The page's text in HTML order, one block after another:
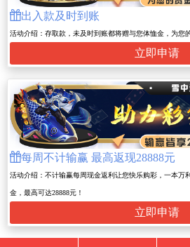
出入款及时到账
活动介绍：存取款，未及时到账都将赠与您体恤金，为您
立即申请
每周不计输赢 最高返现28888元
活动介绍：不计输赢每周现金返利让您快乐购彩，一本万
金，最高可达28888元！
立即申请